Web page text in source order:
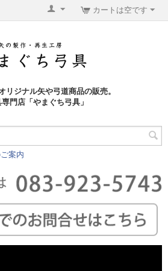
カートは空です
リジナル矢や弓道商品の販売。
門店「やまぐち弓具」
案内